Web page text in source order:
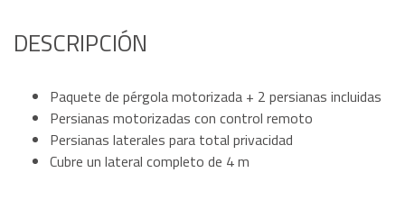
DESCRIPCIÓN
Paquete de pérgola motorizada + 2 persianas incluidas
Persianas motorizadas con control remoto
Persianas laterales para total privacidad
Cubre un lateral completo de 4 m